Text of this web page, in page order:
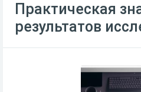
Практическая
результатов